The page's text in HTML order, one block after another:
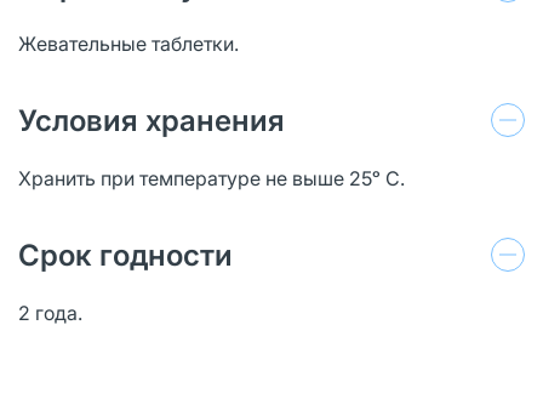
Жевательные таблетки.
Условия хранения
Хранить при температуре не выше 25ᵒ С.
Срок годности
2 года.